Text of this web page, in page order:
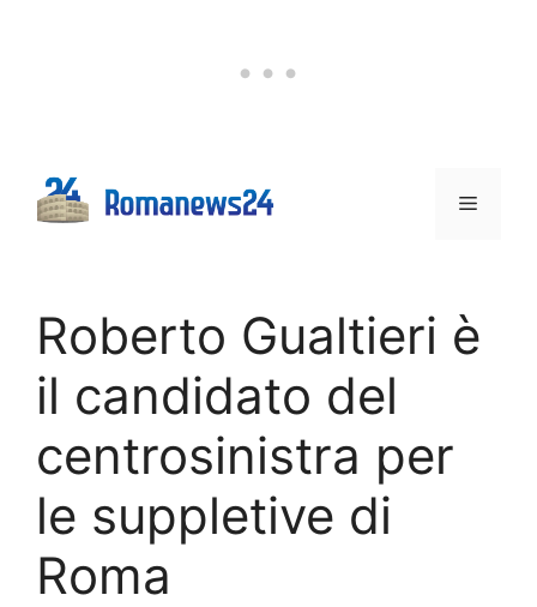
Menu
Roberto Gualtieri è
il candidato del
centrosinistra per
le suppletive di
Roma